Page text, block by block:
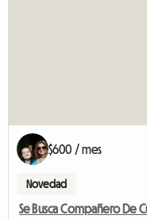
$600 / mes
Novedad
Se Busca Compañero De